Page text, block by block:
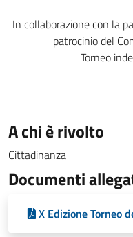
In collaborazione con la
patrocinio del
Torneo
A chi è rivolto
Cittadinanza
Documenti
X Edizione Torneo